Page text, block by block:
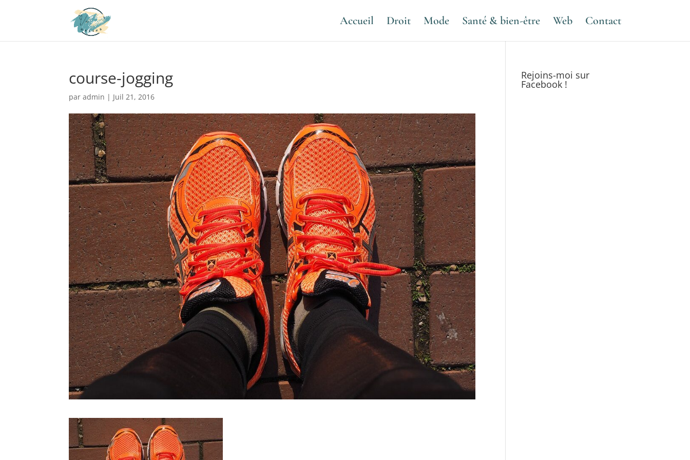
Accueil Droit Mode Santé & bien-être Web Contact
course-jogging
paradmin | Juil 21, 2016
Rejoins-moi sur
Facebook !